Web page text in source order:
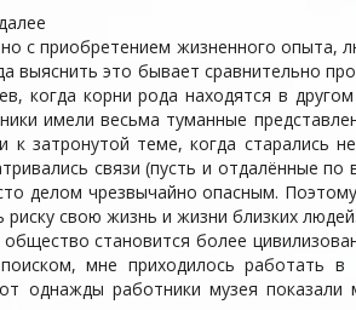
с приобретением жизненного опыта,
выяснить это бывает сравнительно
когда корни рода находятся в
имели весьма туманные
затронутой теме, когда старались
связи (пусть и отдалённые по
делом чрезвычайно опасным.
свою жизнь и жизни близких людей.
становится более
мне приходилось работать в
однажды работники музея